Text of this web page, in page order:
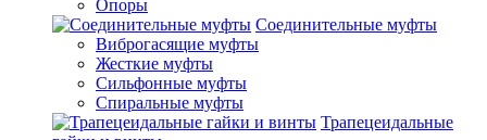
Опоры
Соединительные муфты
Виброгасящие муфты
Жесткие муфты
Сильфонные муфты
Спиральные муфты
Трапецеидальные